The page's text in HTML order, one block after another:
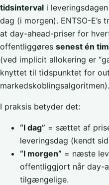
tidsinterval i
dag (i morgen). ENTSO-E’s
at day-ahead-priser for
offentliggøres senest én
(ved implicit allokering er
knyttet til tidspunktet for
markedskoblingsalgoritmen).
I praksis betyder det:
“I dag” = sættet af
leveringsdag (kendt
“I morgen” = næste
offentliggjort når day-
tilgængelige.